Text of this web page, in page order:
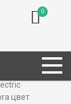
0
цвет